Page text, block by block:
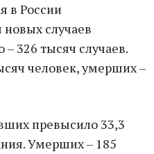
в России
случаев
– 326 тысяч случаев.
человек, умерших –
превысило 33,3
Умерших – 185